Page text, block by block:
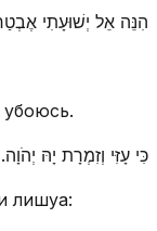
הִנֵּה אֵל יְשׁוּעָתִי
כִּי עָזִּי וְזִמְרָת יָהּ
лишуа: